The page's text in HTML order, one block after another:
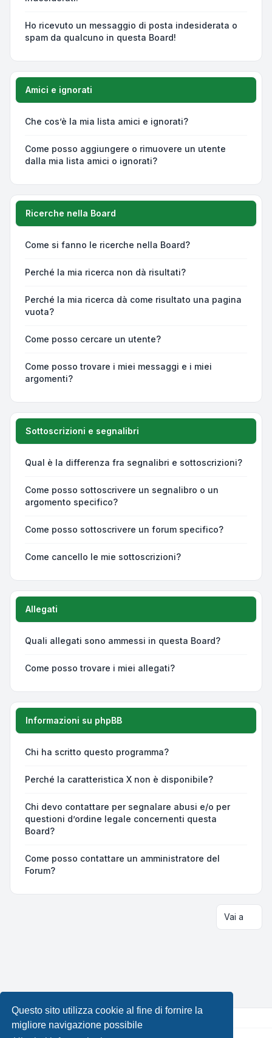
Questo sito utilizza cookie al fine di fornire la
migliore navigazione possibile
Ho ricevuto un messaggio di posta indesiderata o
spam da qualcuno in questa Board!
Amici e ignorati
Che cos’è la mia lista amici e ignorati?
Come posso aggiungere o rimuovere un utente
dalla mia lista amici o ignorati?
Ricerche nella Board
Come si fanno le ricerche nella Board?
Perché la mia ricerca non dà risultati?
Perché la mia ricerca dà come risultato una pagina
vuota?
Come posso cercare un utente?
Come posso trovare i miei messaggi e i miei
argomenti?
Sottoscrizioni e segnalibri
Qual è la differenza fra segnalibri e sottoscrizioni?
Come posso sottoscrivere un segnalibro o un
argomento specifico?
Come posso sottoscrivere un forum specifico?
Come cancello le mie sottoscrizioni?
Allegati
Quali allegati sono ammessi in questa Board?
Come posso trovare i miei allegati?
Informazioni su phpBB
Chi ha scritto questo programma?
Perché la caratteristica X non è disponibile?
Chi devo contattare per segnalare abusi e/o per
questioni d’ordine legale concernenti questa
Board?
Come posso contattare un amministratore del
Forum?
Vai a